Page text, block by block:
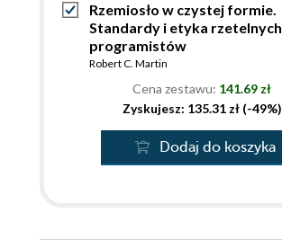
Rzemiosło w czystej formie.
Standardy i etyka rzetelnych
programistów
Robert C. Martin
Cena zestawu: 141.69 zł
Zyskujesz: 135.31 zł (-49%)
Dodaj do koszyka